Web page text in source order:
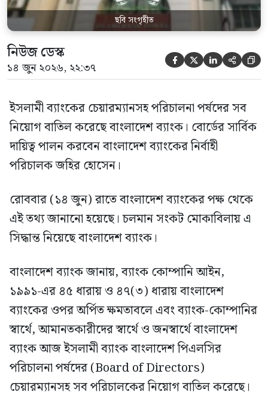
ছবি সংগৃহীত
নিউজ ডেস্ক
১৪ জুন ২০২৬, ২২:৩৭     
ইসলামী ব্যাংকের চেয়ারম্যানসহ পরিচালনা পর্ষদের সব
নিয়োগ বাতিল করেছে বাংলাদেশ ব্যাংক। বোর্ডের সার্বিক
দায়িত্ব পালন করবেন বাংলাদেশ ব্যাংকের নির্বাহী
পরিচালক জহির হোসেন।
রোববার (১৪ জুন) রাতে বাংলাদেশ ব্যাংকের পক্ষ থেকে
এই তথ্য জানানো হয়েছে। চলমান সংকট মোকাবিলায় এ
সিদ্ধান্ত নিয়েছে বাংলাদেশ ব্যাংক।
বাংলাদেশ ব্যাংক জানায়, ব্যাংক কোম্পানি আইন,
১৯৯১-এর ৪৫ ধারায় ও ৪৭(৩) ধারায় বাংলাদেশ
ব্যাংকের ওপর অর্পিত ক্ষমতাবলে এবং ব্যাংক-কোম্পানির
স্বার্থে, আমানতকারীদের স্বার্থে ও জনস্বার্থে বাংলাদেশ
ব্যাংক আজ ইসলামী ব্যাংক বাংলাদেশ পিএলসির
পরিচালনা পর্ষদের (Board of Directors)
চেয়ারম্যানসহ সব পরিচালকের নিয়োগ বাতিল করেছে।